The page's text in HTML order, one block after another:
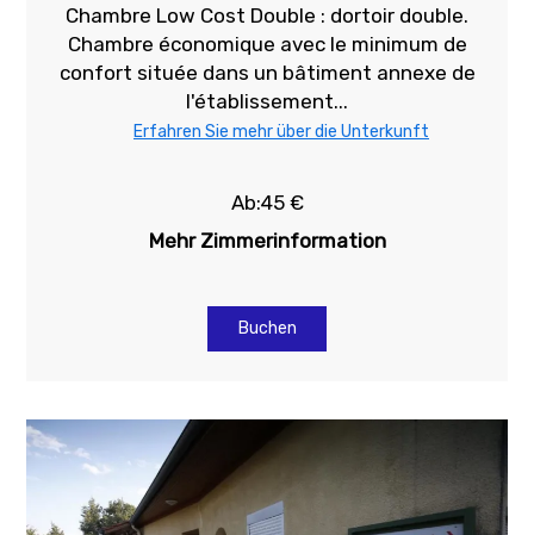
Chambre Low Cost Double : dortoir double.
Chambre économique avec le minimum de
confort située dans un bâtiment annexe de
l'établissement...
Erfahren Sie mehr über die Unterkunft
Ab:45 €
Mehr Zimmerinformation
Buchen